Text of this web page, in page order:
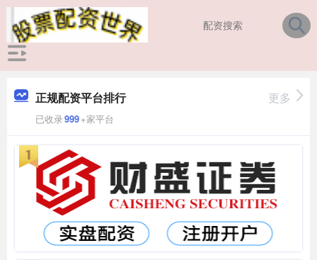
正规配资平台排行
已收录999+家平台
更多